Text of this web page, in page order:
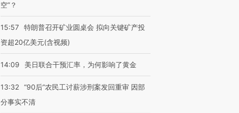
空”？
15:57 特朗普召开矿业圆桌会 拟向关键矿产投
资超20亿美元(含视频)
14:09 美日联合干预汇率，为何影响了黄金
13:32 “90后”农民工讨薪涉刑案发回重审 因部
分事实不清